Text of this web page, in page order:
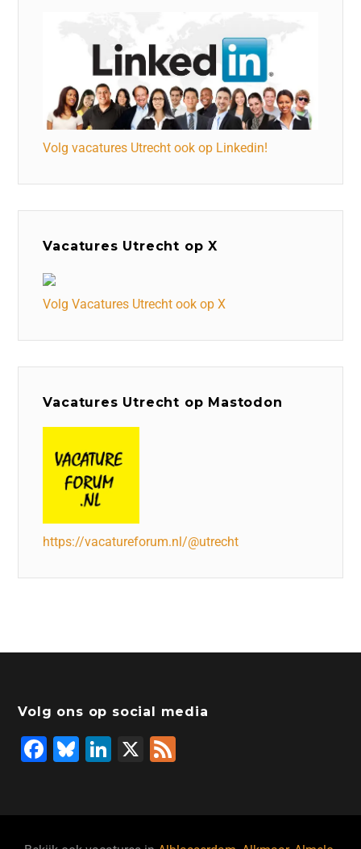
Volg vacatures Utrecht ook op Linkedin!
Vacatures Utrecht op X
Volg Vacatures Utrecht ook op X
Vacatures Utrecht op Mastodon
https://vacatureforum.nl/@utrecht
Volg ons op social media
F
Bl
Li X